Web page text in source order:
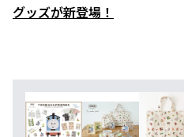
グッズが新登場！